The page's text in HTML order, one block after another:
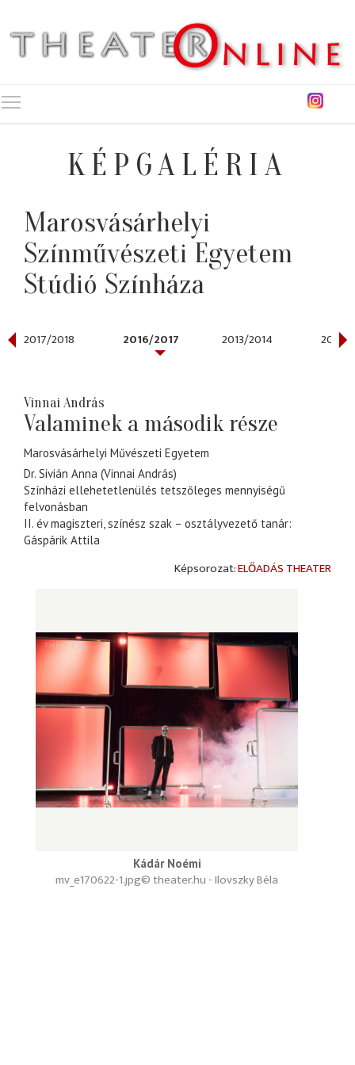
KÉPGALÉRIA
Marosvásárhelyi
Színművészeti Egyetem
Stúdió Színháza
2017/2018 2016/2017 2013/2014 2012/
Vinnai András
Valaminek a második része
Marosvásárhelyi Művészeti Egyetem
Dr. Sivián Anna (Vinnai András)
Színházi ellehetetlenülés tetszőleges mennyiségű
felvonásban
II. év magiszteri, színész szak – osztályvezető tanár:
Gáspárik Attila
ELŐADÁS THEATER
Kádár Noémi
© theater.hu - Ilovszky Béla
mv_e170622-1.jpg